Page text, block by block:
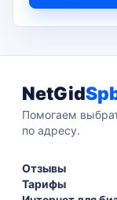
NetGid
Помогаем
по адресу.
Отзывы
Тарифы